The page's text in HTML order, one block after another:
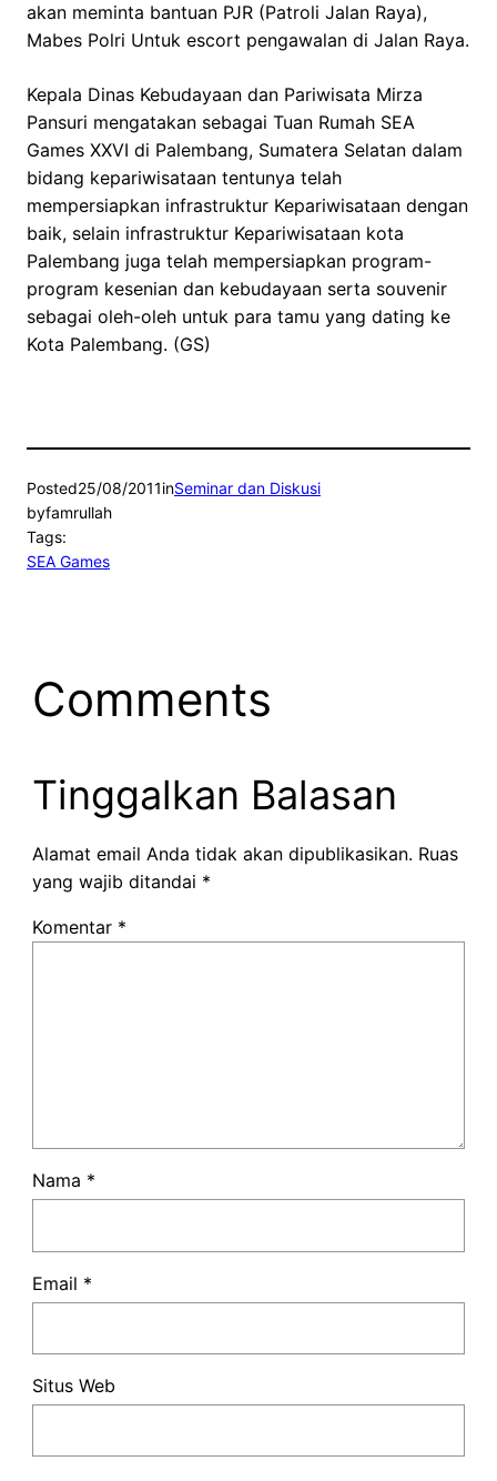
akan meminta bantuan PJR (Patroli Jalan Raya),
Mabes Polri Untuk escort pengawalan di Jalan Raya.
Kepala Dinas Kebudayaan dan Pariwisata Mirza
Pansuri mengatakan sebagai Tuan Rumah SEA
Games XXVI di Palembang, Sumatera Selatan dalam
bidang kepariwisataan tentunya telah
mempersiapkan infrastruktur Kepariwisataan dengan
baik, selain infrastruktur Kepariwisataan kota
Palembang juga telah mempersiapkan program-
program kesenian dan kebudayaan serta souvenir
sebagai oleh-oleh untuk para tamu yang dating ke
Kota Palembang. (GS)
Posted25/08/2011inSeminar dan Diskusi
byfamrullah
Tags:
SEA Games
Comments
Tinggalkan Balasan
Alamat email Anda tidak akan dipublikasikan. Ruas
yang wajib ditandai *
Komentar *
Nama *
Email *
Situs Web